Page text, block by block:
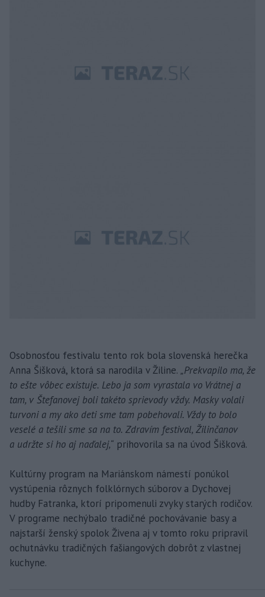
Osobnosťou festivalu tento rok bola slovenská herečka
Anna Šišková, ktorá sa narodila v Žiline. „Prekvapilo ma, že
to ešte vôbec existuje. Lebo ja som vyrastala vo Vrátnej a
tam, v Štefanovej boli takéto sprievody vždy. Masky volali
turvoni a my ako deti sme tam pobehovali. Vždy to bolo
veselé a tešili sme sa na to. Zdravím festival, Žilinčanov
a udržte si ho aj naďalej,“ prihovorila sa na úvod Šišková.
Kultúrny program na Mariánskom námestí ponúkol
vystúpenia rôznych folklórnych súborov a Dychovej
hudby Fatranka, ktorí pripomenuli zvyky starých rodičov.
V programe nechýbalo tradičné pochovávanie basy a
najstarší ženský spolok Živena aj v tomto roku pripravil
ochutnávku tradičných fašiangových dobrôt z vlastnej
kuchyne.